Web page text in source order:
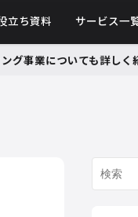
立ち資料 サービス一
グ事業についても詳しく